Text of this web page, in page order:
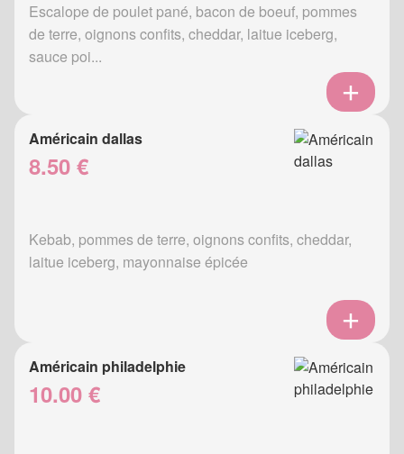
Escalope de poulet pané, bacon de boeuf, pommes
de terre, oignons confits, cheddar, laitue iceberg,
sauce poi...
Américain dallas
8.50 €
Kebab, pommes de terre, oignons confits, cheddar,
laitue iceberg, mayonnaise épicée
Américain philadelphie
10.00 €